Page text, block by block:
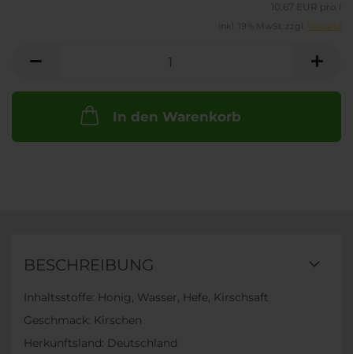
10,67 EUR pro l
inkl. 19% MwSt. zzgl. Versand
In den Warenkorb
BESCHREIBUNG
Inhaltsstoffe: Honig, Wasser, Hefe, Kirschsaft
Geschmack: Kirschen
Herkunftsland: Deutschland